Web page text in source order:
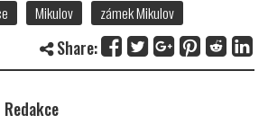
Mikulov zámek Mikulov
Share:
Redakce